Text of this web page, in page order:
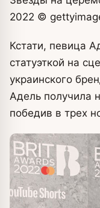
2022 ©
Кстати, певица
статуэткой на
украинского
Адель получила
победив в трех